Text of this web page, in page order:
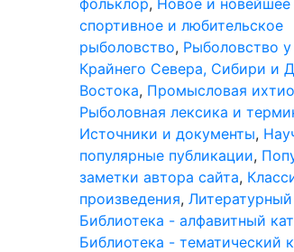
фольклор, Новое и
спортивное и любительское
рыболовство, Рыболовство
Крайнего Севера, Сибири и
Востока, Промысловая
Рыболовная лексика и
Источники и документы,
популярные публикации,
заметки автора сайта,
произведения, Литературный
Библиотека - алфавитный
Библиотека - тематический